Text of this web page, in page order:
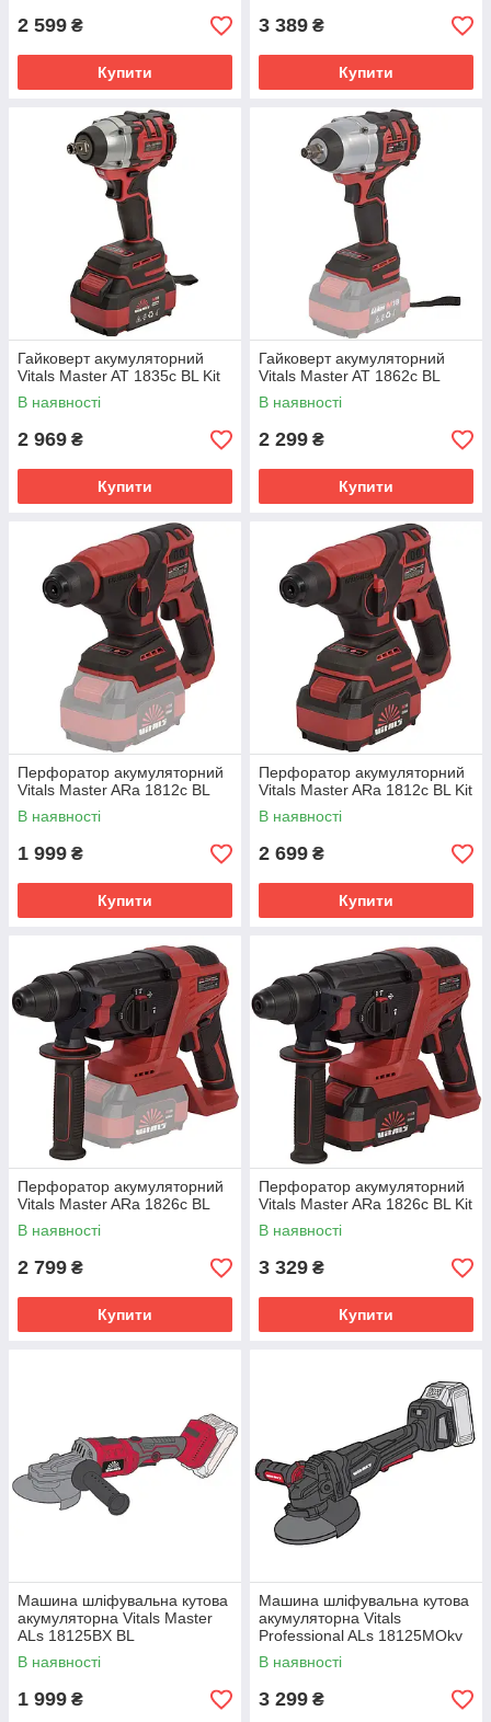
2 599 ₴
Купити
3 389 ₴
Купити
Гайковерт акумуляторний
Vitals Master AT 1835с BL Kit
В наявності
2 969 ₴
Купити
Гайковерт акумуляторний
Vitals Master AT 1862c BL
В наявності
2 299 ₴
Купити
Перфоратор акумуляторний
Vitals Master ARa 1812c BL
В наявності
1 999 ₴
Купити
Перфоратор акумуляторний
Vitals Master ARa 1812c BL Kit
В наявності
2 699 ₴
Купити
Перфоратор акумуляторний
Vitals Master ARa 1826c BL
В наявності
2 799 ₴
Купити
Перфоратор акумуляторний
Vitals Master ARa 1826c BL Kit
В наявності
3 329 ₴
Купити
Машина шліфувальна кутова
акумуляторна Vitals Master
ALs 18125BX BL
В наявності
1 999 ₴
Машина шліфувальна кутова
акумуляторна Vitals
Professional ALs 18125MOkv
BL
В наявності
3 299 ₴